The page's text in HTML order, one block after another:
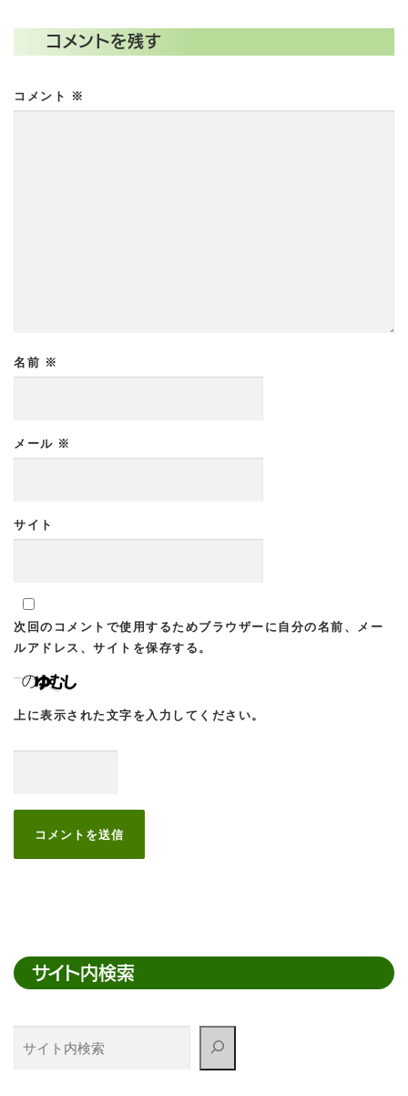
コメントを残す
コメント ※
名前 ※
メール ※
サイト
次回のコメントで使用するためブラウザーに自分の名前、メー
ルアドレス、サイトを保存する。
上に表示された文字を入力してください。
サイト内検索